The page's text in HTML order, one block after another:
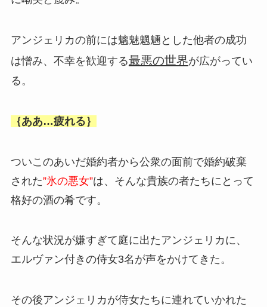
アンジェリカの前には魑魅魍魎とした他者の成功
は憎み、不幸を歓迎する最悪の世界が広がってい
る。
｛ああ…疲れる｝
ついこのあいだ婚約者から公衆の面前で婚約破棄
された”氷の悪女”は、そんな貴族の者たちにとって
格好の酒の肴です。
そんな状況が嫌すぎて庭に出たアンジェリカに、
エルヴァン付きの侍女3名が声をかけてきた。
その後アンジェリカが侍女たちに連れていかれた